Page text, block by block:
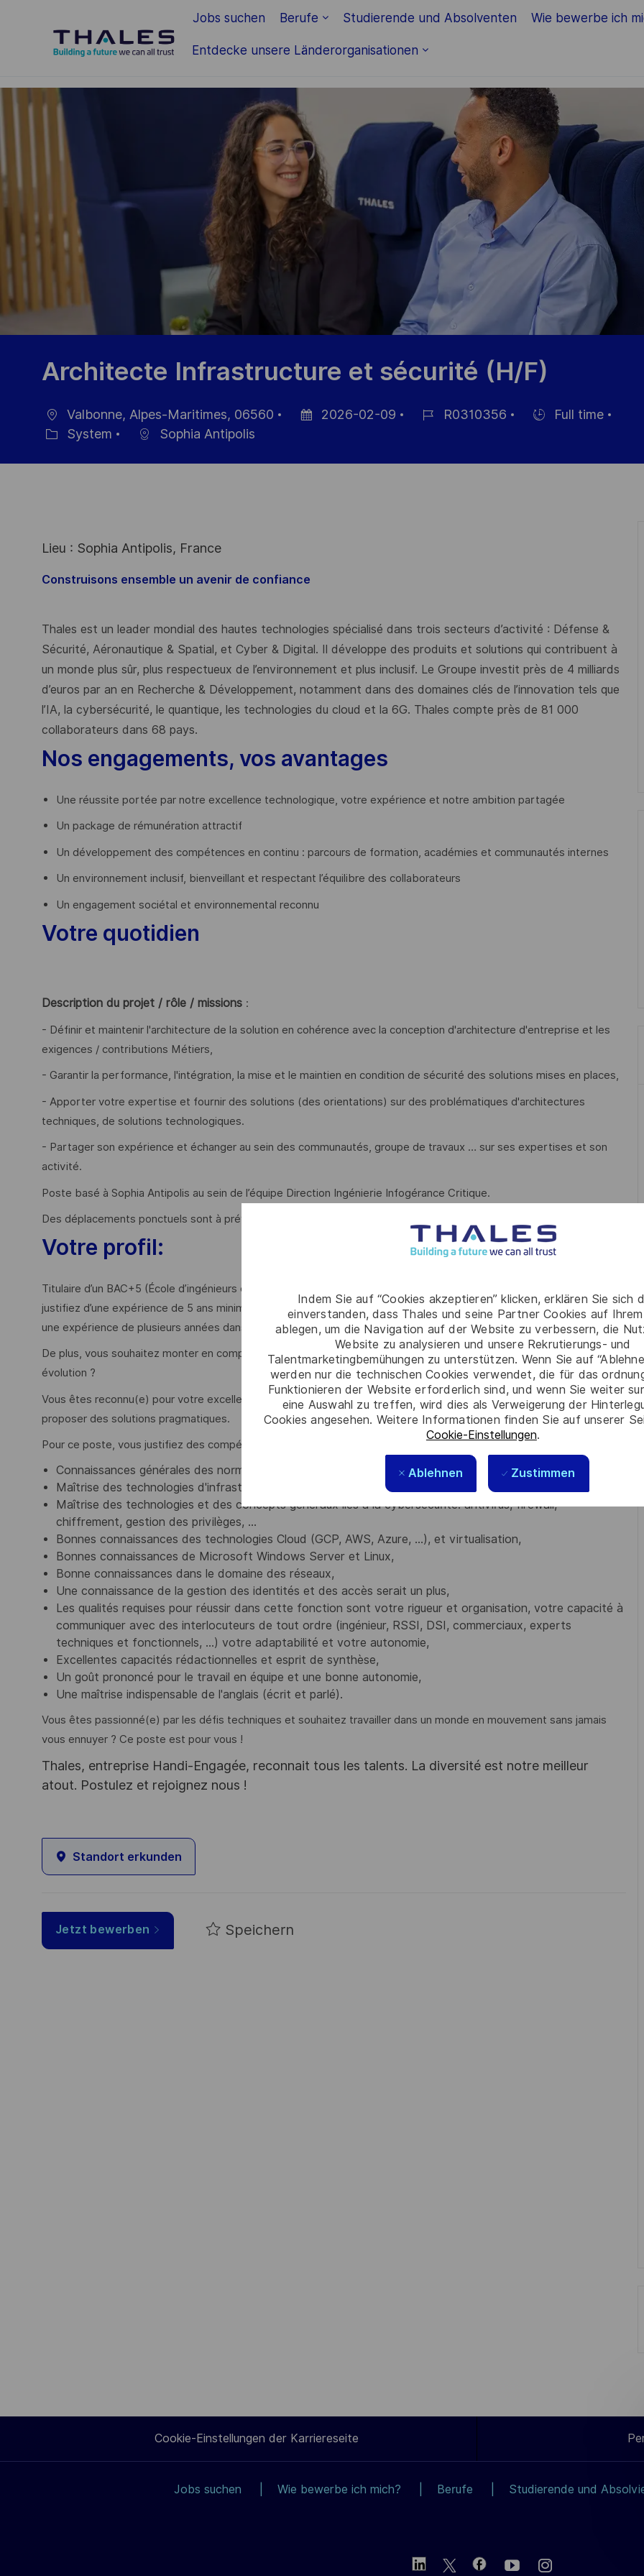
Jobs suchen Berufe Studierende und Absolventen Wie bewerbe ich
Entdecke unsere Länderorganisationen
-
Indem Sie auf “Cookies akzeptieren” klicken, erklären Sie sich
einverstanden, dass Thales und seine Partner Cookies auf
ablegen, um die Navigation auf der Website zu verbessern, die
Website zu analysieren und unsere Rekrutierungs- und
Talentmarketingbemühungen zu unterstützen. Wenn Sie auf
werden nur die technischen Cookies verwendet, die für das
Funktionieren der Website erforderlich sind, und wenn Sie weiter
eine Auswahl zu treffen, wird dies als Verweigerung der
Cookies angesehen. Weitere Informationen finden Sie auf unserer
Cookie-Einstellungen.
Ablehnen Zustimmen
Architecte Infrastructure et sécurité (H/F)
Ort
Valbonne, Alpes-Maritimes, 06560
Veröffentlichung
2026-02-09
R0310356
Full time
System Sophia Antipolis
Lieu : Sophia Antipolis, France
Construisons ensemble un avenir de confiance
Thales est un leader mondial des hautes technologies spécialisé dans trois secteurs d’activité : Défense &
Sécurité, Aéronautique & Spatial, et Cyber & Digital. Il développe des produits et solutions qui contribuent à
un monde plus sûr, plus respectueux de l’environnement et plus inclusif. Le Groupe investit près de 4 milliards
d’euros par an en Recherche & Développement, notamment dans des domaines clés de l’innovation tels que
l’IA, la cybersécurité, le quantique, les technologies du cloud et la 6G. Thales compte près de 81 000
collaborateurs dans 68 pays.
Nos engagements, vos avantages
Une réussite portée par notre excellence technologique, votre expérience et notre ambition partagée
Un package de rémunération attractif
Un développement des compétences en continu : parcours de formation, académies et communautés internes
Un environnement inclusif, bienveillant et respectant l’équilibre des collaborateurs
Un engagement sociétal et environnemental reconnu
Votre quotidien
Description du projet / rôle / missions :
- Définir et maintenir l'architecture de la solution en cohérence avec la conception d'architecture d'entreprise et les
exigences / contributions Métiers,
- Garantir la performance, l'intégration, la mise et le maintien en condition de sécurité des solutions mises en places,
- Apporter votre expertise et fournir des solutions (des orientations) sur des problématiques d'architectures
techniques, de solutions technologiques.
- Partager son expérience et échanger au sein des communautés, groupe de travaux … sur ses expertises et son
activité.
Poste basé à Sophia Antipolis au sein de l’équipe Direction Ingénierie Infogérance Critique.
Des déplacements ponctuels sont à prévoir.
Votre profil:
Titulaire d’un BAC+5 (École d’ingénieurs ou université avec spécialisation dans le domaine de l’informatique), vous
justifiez d’une expérience de 5 ans minimum sur la définition d'architecture sécurisée, éventuellement complétée par
une expérience de plusieurs années dans l'intégration technique de solution d'infrastructure et de cybersécurité.
De plus, vous souhaitez monter en compétences dans un environnement technique passionnant en constante
évolution ?
Vous êtes reconnu(e) pour votre excellent relationnel et vous alliez une capacité d’analyse et de synthèse pour
proposer des solutions pragmatiques.
Pour ce poste, vous justifiez des compétences suivantes :
Connaissances générales des normes en vigueur (LPM, II901, RGPD...),
Maîtrise des technologies d'infrastructure Microsoft et des SI d'entreprise,
Maîtrise des technologies et des concepts généraux liés à la cybersécurité: antivirus, firewall,
chiffrement, gestion des privilèges, …
Bonnes connaissances des technologies Cloud (GCP, AWS, Azure, ...), et virtualisation,
Bonnes connaissances de Microsoft Windows Server et Linux,
Bonne connaissances dans le domaine des réseaux,
Une connaissance de la gestion des identités et des accès serait un plus,
Les qualités requises pour réussir dans cette fonction sont votre rigueur et organisation, votre capacité à
communiquer avec des interlocuteurs de tout ordre (ingénieur, RSSI, DSI, commerciaux, experts
techniques et fonctionnels, …) votre adaptabilité et votre autonomie,
Excellentes capacités rédactionnelles et esprit de synthèse,
Un goût prononcé pour le travail en équipe et une bonne autonomie,
Une maîtrise indispensable de l'anglais (écrit et parlé).
Vous êtes passionné(e) par les défis techniques et souhaitez travailler dans un monde en mouvement sans jamais
vous ennuyer ? Ce poste est pour vous !
Thales, entreprise Handi-Engagée, reconnait tous les talents. La diversité est notre meilleur
atout. Postulez et rejoignez nous !
Standort erkunden
Jetzt bewerben Speichern
Cookie-Einstellungen der Karriereseite
Jobs suchen Wie bewerbe ich mich? Berufe Studierende und